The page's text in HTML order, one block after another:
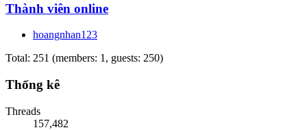
Thành viên online
hoangnhan123
Total: 251 (members: 1, guests: 250)
Thống kê
Threads
157,482